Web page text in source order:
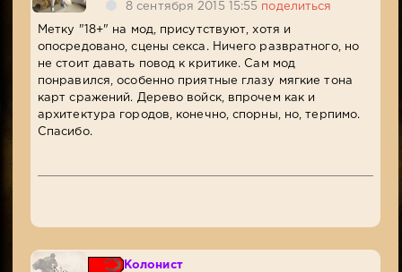
8 сентября 2015 15:55 поделиться
Метку "18+" на мод, присутствуют, хотя и
опосредовано, сцены секса. Ничего развратного, но
не стоит давать повод к критике. Сам мод
понравился, особенно приятные глазу мягкие тона
карт сражений. Дерево войск, впрочем как и
архитектура городов, конечно, спорны, но, терпимо.
Спасибо.
Колонист